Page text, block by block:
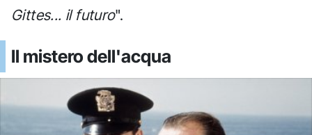
Gittes... il futuro".
Il mistero dell'acqua